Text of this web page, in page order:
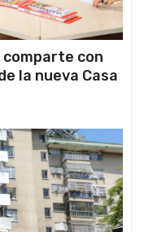
con
la nueva Casa
en Caracas